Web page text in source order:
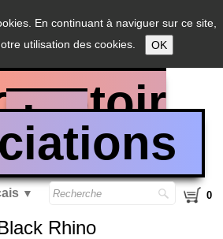
En continuant à naviguer sur ce site,
utilisation des cookies.
OK
des
▼ 0
AccueilRhino